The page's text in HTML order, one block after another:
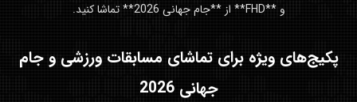
و **FHD** از **جام جهانی 2026** تماشا کنید.
پکیج‌های ویژه برای تماشای مسابقات ورزشی وجام
جهانی 2026